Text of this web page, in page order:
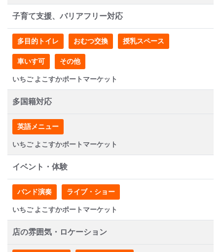
子育て支援、バリアフリー対応
多目的トイレ おむつ交換 授乳スペース
車いす可 その他
いちご よこすかポートマーケット
多国籍対応
英語メニュー
いちご よこすかポートマーケット
イベント・体験
バンド演奏 ライブ・ショー
いちご よこすかポートマーケット
店の雰囲気・ロケーション